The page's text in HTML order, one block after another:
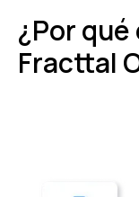
¿Por
Fracttal